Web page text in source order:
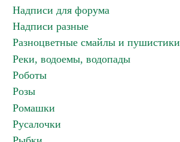
Надписи для форума
Надписи разные
Разноцветные смайлы и пушистики
Реки, водоемы, водопады
Роботы
Розы
Ромашки
Русалочки